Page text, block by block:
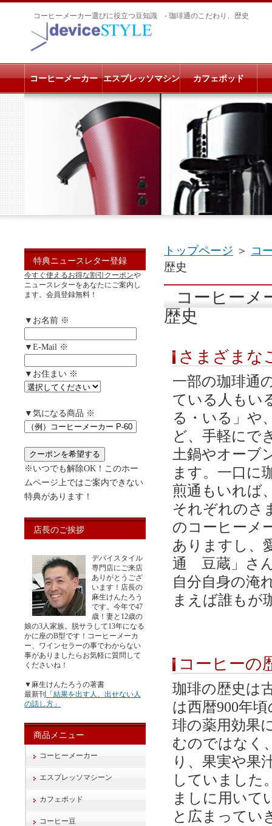
コーヒーメーカー選びに役立つ豆知識 - 珈琲通のこだわり、歴史
トップページ ＞
コ
歴史
コーヒー
歴史
さまざまな
一部の珈琲通
ている人もい
る・いる」や
ど、手軽にで
土鍋やオーブ
ます。一口に
煎通もいれば
それぞれのさ
のコーヒーメ
ありますし、
通 豆蔵」さ
自分自身の淹
まえば誰もが
コーヒーの
珈琲の歴史は
は西暦900年
琲の薬用効果
むのではなく
り、果実や果
していました
ましに用いて
と広まってい
特典ニュースレター登録
今すぐ使えるお得な割引クーポンや
ニュースレターをあなたにご案内し
ます。会員登録無料！
▼お名前 ※
▼E-Mail ※
▼お住まい ※
▼気になる商品 ※
※いつでも解除OK！このホー
ムページ上ではご案内できない
特典があります！
店長のご挨拶
デバイスタイル
専門店にご来店
ありがとうござ
います！店長の
麻生けんたろう
です。今年で47
歳！妻と12歳の
娘の3人家族。脱サラして13年になる
かに座のB型です！コーヒーメーカ
ー、ワインセラーの事でわからない
事がありましたらお気軽に質問して
くださいね！
▼麻生けんたろうの著書
最新刊
「結果を出す人、出せない人
の話し方」
商品メニュー
コーヒーメーカー
エスプレッソマシーン
カフェポッド
コーヒー豆
コーヒーメーカー エスプレッソマシン カフェポッド